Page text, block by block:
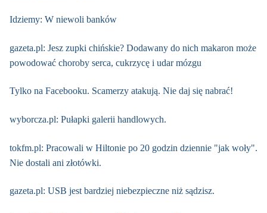
Idziemy: W niewoli banków
gazeta.pl: Jesz zupki chińskie? Dodawany do nich makaron może
powodować choroby serca, cukrzycę i udar mózgu
Tylko na Facebooku. Scamerzy atakują. Nie daj się nabrać!
wyborcza.pl: Pułapki galerii handlowych.
tokfm.pl: Pracowali w Hiltonie po 20 godzin dziennie "jak woły".
Nie dostali ani złotówki.
gazeta.pl: USB jest bardziej niebezpieczne niż sądzisz.